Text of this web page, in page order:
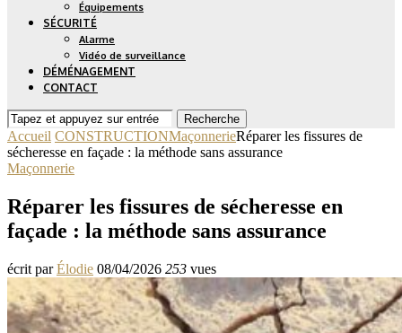
Équipements
SÉCURITÉ
Alarme
Vidéo de surveillance
DÉMÉNAGEMENT
CONTACT
Recherche
Accueil CONSTRUCTIONMaçonnerieRéparer les fissures de
sécheresse en façade : la méthode sans assurance
Maçonnerie
Réparer les fissures de sécheresse en
façade : la méthode sans assurance
écrit parÉlodie 08/04/2026 253 vues